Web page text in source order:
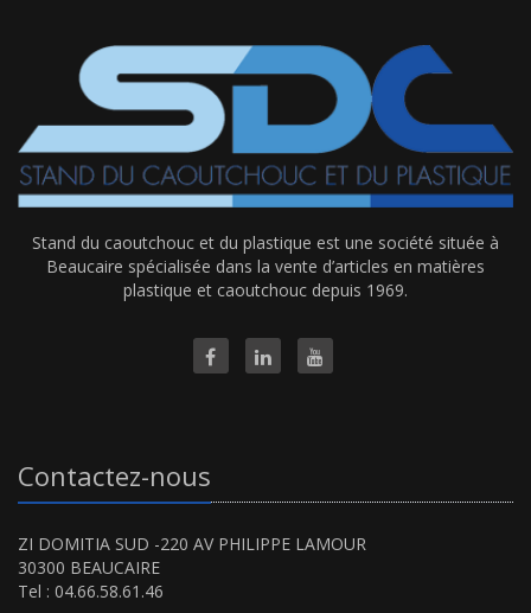
Stand du caoutchouc et du plastique est une société située à
Beaucaire spécialisée dans la vente d’articles en matières
plastique et caoutchouc depuis 1969.
Contactez-nous
ZI DOMITIA SUD -220 AV PHILIPPE LAMOUR
30300 BEAUCAIRE
Tel : 04.66.58.61.46